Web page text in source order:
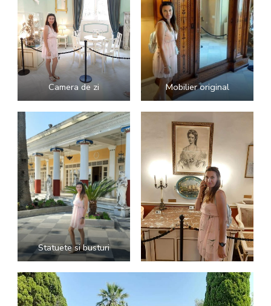
Camera de zi Mobilier original
Statuete si busturi